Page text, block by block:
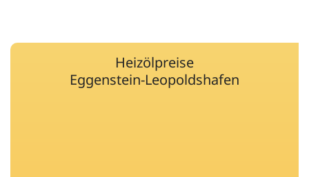
Heizölpreise
Eggenstein-Leopoldshafen